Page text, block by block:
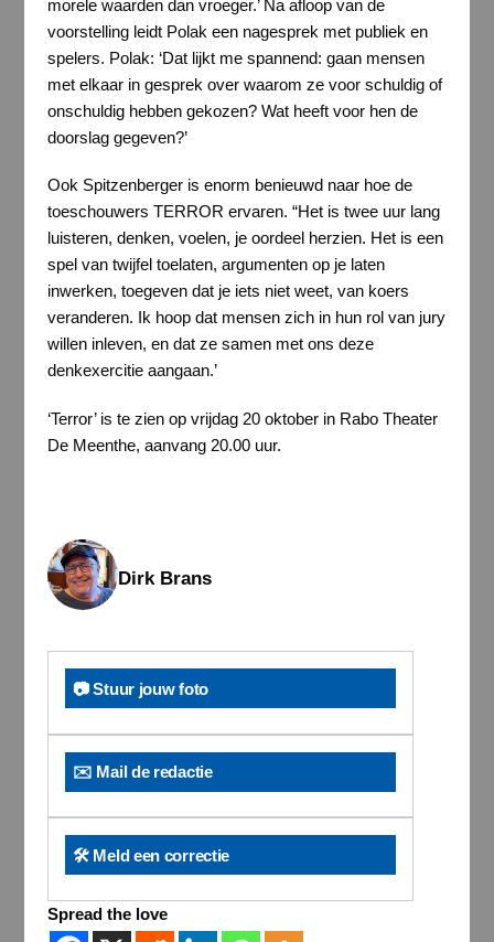
morele waarden dan vroeger.’ Na afloop van de
voorstelling leidt Polak een nagesprek met publiek en
spelers. Polak: ‘Dat lijkt me spannend: gaan mensen
met elkaar in gesprek over waarom ze voor schuldig of
onschuldig hebben gekozen? Wat heeft voor hen de
doorslag gegeven?’
Ook Spitzenberger is enorm benieuwd naar hoe de
toeschouwers TERROR ervaren. “Het is twee uur lang
luisteren, denken, voelen, je oordeel herzien. Het is een
spel van twijfel toelaten, argumenten op je laten
inwerken, toegeven dat je iets niet weet, van koers
veranderen. Ik hoop dat mensen zich in hun rol van jury
willen inleven, en dat ze samen met ons deze
denkexercitie aangaan.’
‘Terror’ is te zien op vrijdag 20 oktober in Rabo Theater
De Meenthe, aanvang 20.00 uur.
Dirk Brans
📷 Stuur jouw foto
✉️ Mail de redactie
🛠️ Meld een correctie
Spread the love